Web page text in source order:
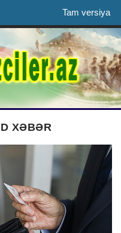
Tam versiya
XƏBƏR